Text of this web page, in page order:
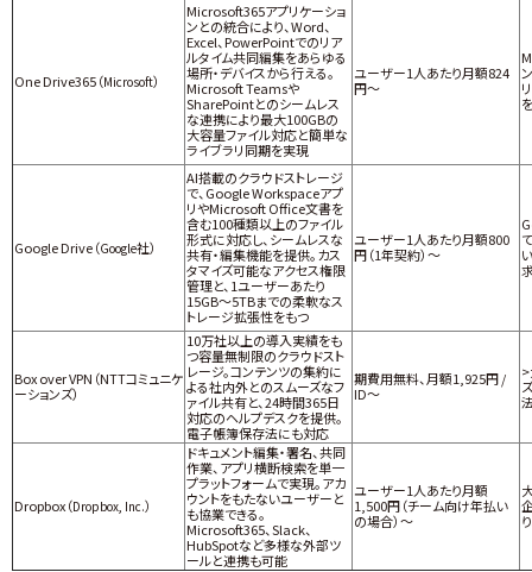
One Drive365（Microsoft）
Microsoft365アプリケーショ
ンとの統合により、Word、
Excel、PowerPointでのリア
ルタイム共同編集をあらゆる
場所・デバイスから行える。
Microsoft Teamsや
SharePointとのシームレス
な連携により最大100GBの
大容量ファイル対応と簡単な
ライブラリ同期を実現
ユーザー1人あたり月額824
円～
Google Drive（Google社）
AI搭載のクラウドストレージ
で、Google Workspaceアプ
リやMicrosoft Office文書を
含む100種類以上のファイル
形式に対応し、シームレスな
共有・編集機能を提供。カス
タマイズ可能なアクセス権限
管理と、1ユーザーあたり
15GB～5TBまでの柔軟なス
トレージ拡張性をもつ
ユーザー1人あたり月額800
円（1年契約）～
Box over VPN（NTTコミュニケ
ーションズ）
10万社以上の導入実績をも
つ容量無制限のクラウドスト
レージ。コンテンツの集約に
よる社内外とのスムーズなフ
ァイル共有と、24時間365日
対応のヘルプデスクを提供。
電子帳簿保存法にも対応
期費用無料、月額1,925円 /
ID～
Dropbox（Dropbox, Inc.）
ドキュメント編集・署名、共同
作業、アプリ横断検索を単一
プラットフォームで実現。アカ
ウントをもたないユーザーと
も協業できる。
Microsoft365、Slack、
HubSpotなど多様な外部ツ
ールと連携も可能
ユーザー1人あたり月額
1,500円（チーム向け年払い
の場合）～